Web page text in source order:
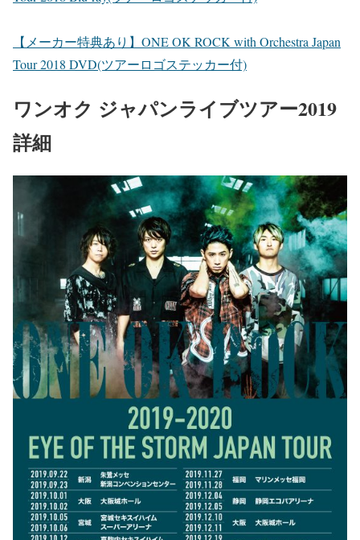
【メーカー特典あり】ONE OK ROCK with Orchestra Japan
Tour 2018 DVD(ツアーロゴステッカー付)
ワンオク ジャパンライブツアー2019
詳細